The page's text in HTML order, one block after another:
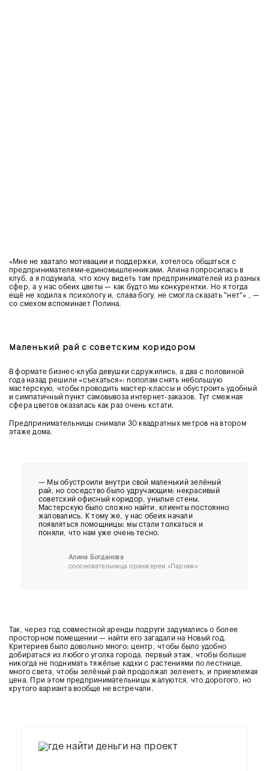
«Мне не хватало мотивации и поддержки, хотелось общаться с
предпринимателями-единомышленниками. Алина попросилась в
клуб, а я подумала, что хочу видеть там предпринимателей из разных
сфер, а у нас обеих цветы — как будто мы конкурентки. Но я тогда
ещё не ходила к психологу и, слава богу, не смогла сказать "нет"» , —
со смехом вспоминает Полина.
Маленький рай с советским коридором
В формате бизнес-клуба девушки сдружились, а два с половиной
года назад решили «съехаться»: пополам снять небольшую
мастерскую, чтобы проводить мастер-классы и обустроить удобный
и симпатичный пункт самовывоза интернет-заказов. Тут смежная
сфера цветов оказалась как раз очень кстати.
Предпринимательницы снимали 30 квадратных метров на втором
этаже дома.
— Мы обустроили внутри свой маленький зелёный
рай, но соседство было удручающим: некрасивый
советский офисный коридор, унылые стены.
Мастерскую было сложно найти, клиенты постоянно
жаловались. К тому же, у нас обеих начали
появляться помощницы: мы стали толкаться и
поняли, что нам уже очень тесно.
Алина Богданова
соосновательница оранжереи «Парник»
Так, через год совместной аренды подруги задумались о более
просторном помещении — найти его загадали на Новый год.
Критериев было довольно много: центр, чтобы было удобно
добираться из любого уголка города, первый этаж, чтобы больше
никогда не поднимать тяжёлые кадки с растениями по лестнице,
много света, чтобы зелёный рай продолжал зеленеть, и приемлемая
цена. При этом предпринимательницы жалуются, что дорогого, но
крутого варианта вообще не встречали.